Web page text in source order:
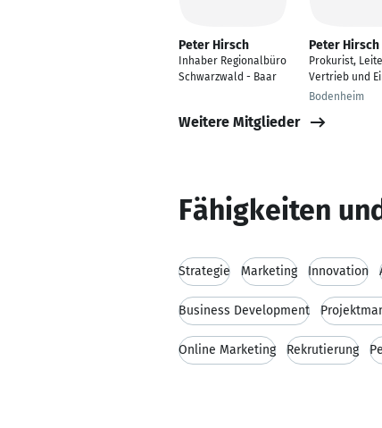
Peter Hirsch
Inhaber Regionalbüro
Schwarzwald - Baar
Peter Hirsch
Prokurist,
Vertrieb und
Bodenheim
Weitere Mitglieder
Fähigkeiten
Strategie Marketing Innovation
Business Development
Online Marketing Rekrutierung